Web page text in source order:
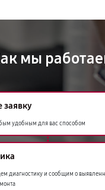
мы
заявку
удобным для вас способом
диагностику и сообщим о